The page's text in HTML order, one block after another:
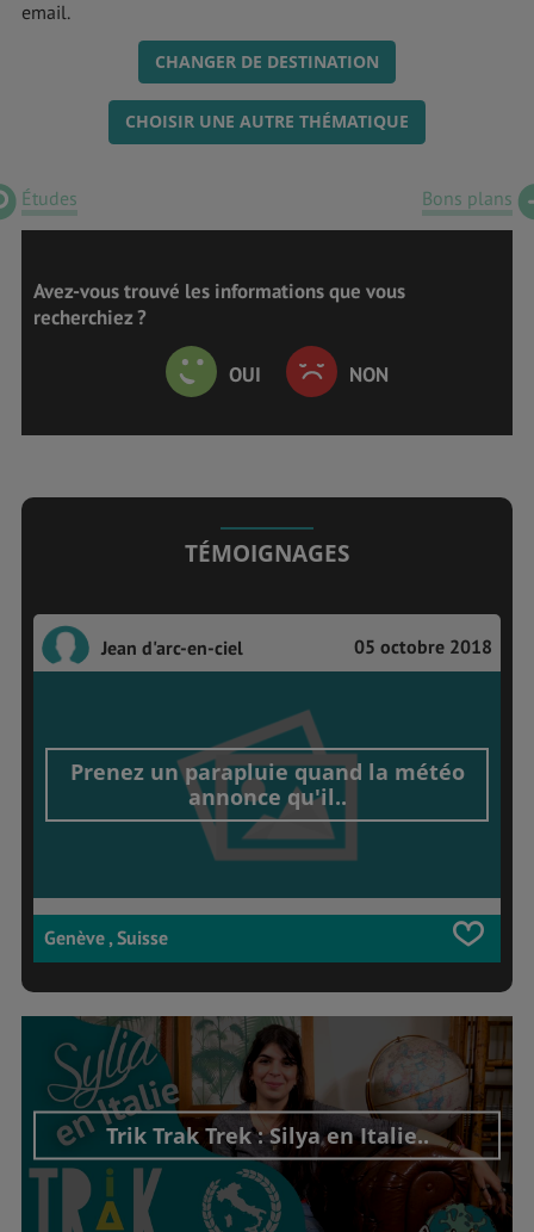
email.
CHANGER DE DESTINATION
CHOISIR UNE AUTRE THÉMATIQUE
Études Bons plans
Avez-vous trouvé les informations que vous
recherchiez ?
OUI NON
TÉMOIGNAGES
Jean d'arc-en-ciel 05 octobre 2018
Prenez un parapluie quand la météo
annonce qu'il..
Genève , Suisse
Trik Trak Trek : Silya en Italie..